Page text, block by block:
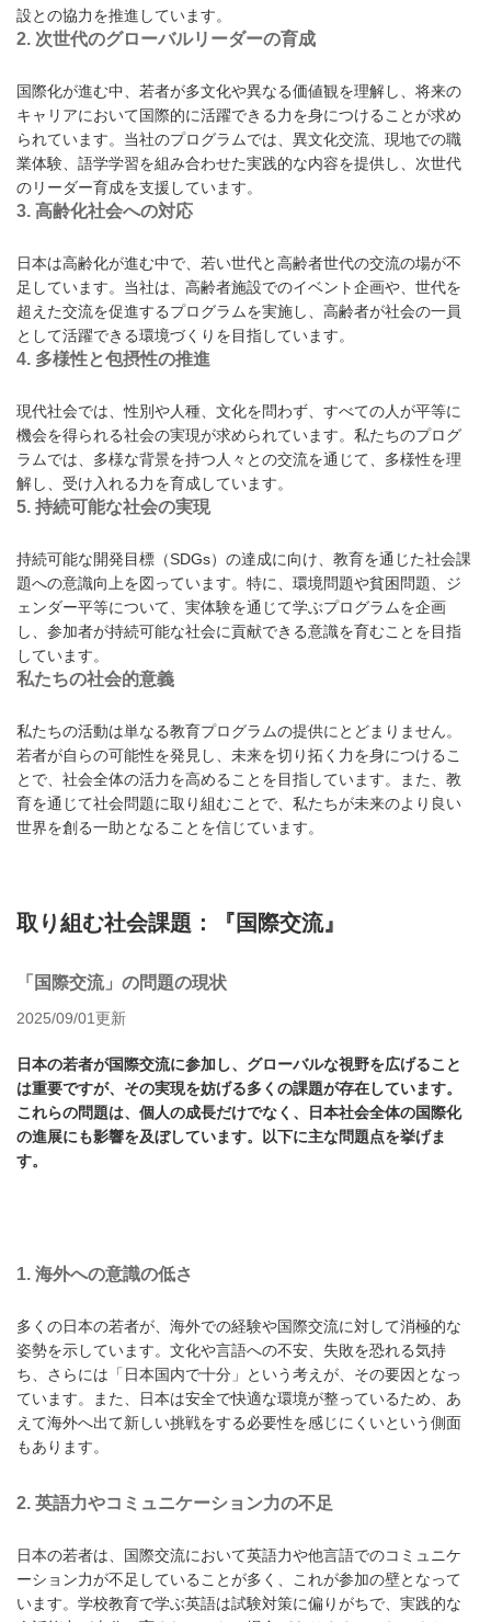
設との協力を推進しています。
2. 次世代のグローバルリーダーの育成
国際化が進む中、若者が多文化や異なる価値観を理解し、将来の
キャリアにおいて国際的に活躍できる力を身につけることが求め
られています。当社のプログラムでは、異文化交流、現地での職
業体験、語学学習を組み合わせた実践的な内容を提供し、次世代
のリーダー育成を支援しています。
3. 高齢化社会への対応
日本は高齢化が進む中で、若い世代と高齢者世代の交流の場が不
足しています。当社は、高齢者施設でのイベント企画や、世代を
超えた交流を促進するプログラムを実施し、高齢者が社会の一員
として活躍できる環境づくりを目指しています。
4. 多様性と包摂性の推進
現代社会では、性別や人種、文化を問わず、すべての人が平等に
機会を得られる社会の実現が求められています。私たちのプログ
ラムでは、多様な背景を持つ人々との交流を通じて、多様性を理
解し、受け入れる力を育成しています。
5. 持続可能な社会の実現
持続可能な開発目標（SDGs）の達成に向け、教育を通じた社会課
題への意識向上を図っています。特に、環境問題や貧困問題、ジ
ェンダー平等について、実体験を通じて学ぶプログラムを企画
し、参加者が持続可能な社会に貢献できる意識を育むことを目指
しています。
私たちの社会的意義
私たちの活動は単なる教育プログラムの提供にとどまりません。
若者が自らの可能性を発見し、未来を切り拓く力を身につけるこ
とで、社会全体の活力を高めることを目指しています。また、教
育を通じて社会問題に取り組むことで、私たちが未来のより良い
世界を創る一助となることを信じています。
取り組む社会課題：『国際交流』
「国際交流」の問題の現状
2025/09/01更新
日本の若者が国際交流に参加し、グローバルな視野を広げること
は重要ですが、その実現を妨げる多くの課題が存在しています。
これらの問題は、個人の成長だけでなく、日本社会全体の国際化
の進展にも影響を及ぼしています。以下に主な問題点を挙げま
す。
1. 海外への意識の低さ
多くの日本の若者が、海外での経験や国際交流に対して消極的な
姿勢を示しています。文化や言語への不安、失敗を恐れる気持
ち、さらには「日本国内で十分」という考えが、その要因となっ
ています。また、日本は安全で快適な環境が整っているため、あ
えて海外へ出て新しい挑戦をする必要性を感じにくいという側面
もあります。
2. 英語力やコミュニケーション力の不足
日本の若者は、国際交流において英語力や他言語でのコミュニケ
ーション力が不足していることが多く、これが参加の壁となって
います。学校教育で学ぶ英語は試験対策に偏りがちで、実践的な